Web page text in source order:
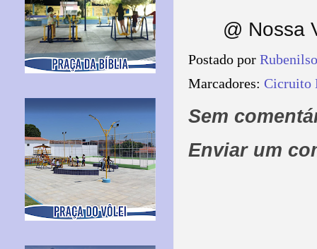
@ Nossa
Postado por
Marcadores: Cicruito
Sem
Enviar um